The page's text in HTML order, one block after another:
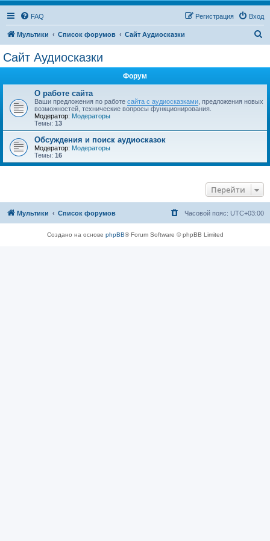
FAQ Вход
Регистрация
Мультики Список форумов Сайт Аудиосказки
Сайт Аудиосказки
Форум
О работе сайта
Ваши предложения по работе сайта с аудиосказками , предложения новых
возможностей, технические вопросы функционирования.
Модератор: Модераторы
Темы: 13
Обсуждения и поиск аудиосказок
Модератор: Модераторы
Темы: 16
Перейти
Мультики Список форумов Часовой пояс: UTC+03:00
Создано на основе phpBB® Forum Software © phpBB Limited